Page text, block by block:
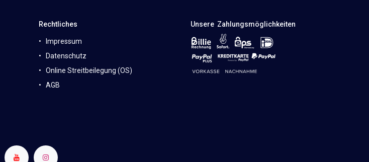
Rechtliches
Impressum
Datenschutz
Online Streitbeilegung (OS)
AGB
Unsere Zahlungsmöglichkeiten